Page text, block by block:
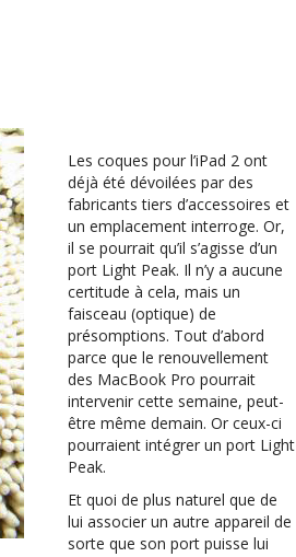
Les coques pour l’iPad 2 ont
déjà été dévoilées par des
fabricants tiers d’accessoires et
un emplacement interroge. Or,
il se pourrait qu’il s’agisse d’un
port Light Peak. Il n’y a aucune
certitude à cela, mais un
faisceau (optique) de
présomptions. Tout d’abord
parce que le renouvellement
des MacBook Pro pourrait
intervenir cette semaine, peut-
être même demain. Or ceux-ci
pourraient intégrer un port Light
Peak.
Et quoi de plus naturel que de
lui associer un autre appareil de
sorte que son port puisse lui